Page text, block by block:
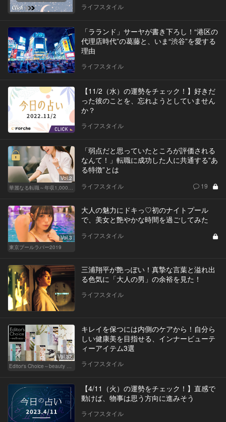
ライフスタイル
「ラランド」サーヤが書き下ろし！“港区の
代理店時代”の葛藤と、いま“渋谷”を愛する
理由
ライフスタイル
【11/2（水）の運勢をチェック！】好きだ
った彼のことを、忘れようとしていません
か？
ライフスタイル
Vol.2
華麗なる転職～年収1,000万超の道～
「弱点だと思っていたところが評価される
なんて！」転職に成功した人に共通する”あ
る特徴”とは
ライフスタイル 19
Vol.3
東京プールラバー2019
大人の魅力にドキっ♡初のナイトプール
で、美女と艶やかな時間を過ごしてみた
ライフスタイル
三浦翔平が艶っぽい！真摯な言葉と溢れ出
る色気に「大人の男」の余裕を見た！
ライフスタイル
Vol.32
キレイを保つには内側のケアから！自分ら
しい健康美を目指せる、インナービューテ
ィーアイテム3選
ライフスタイル
【4/11（火）の運勢をチェック！】直感で
動けば、物事は思う方向に進みそう
ライフスタイル